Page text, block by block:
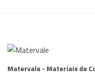
Matervale - Materiais de